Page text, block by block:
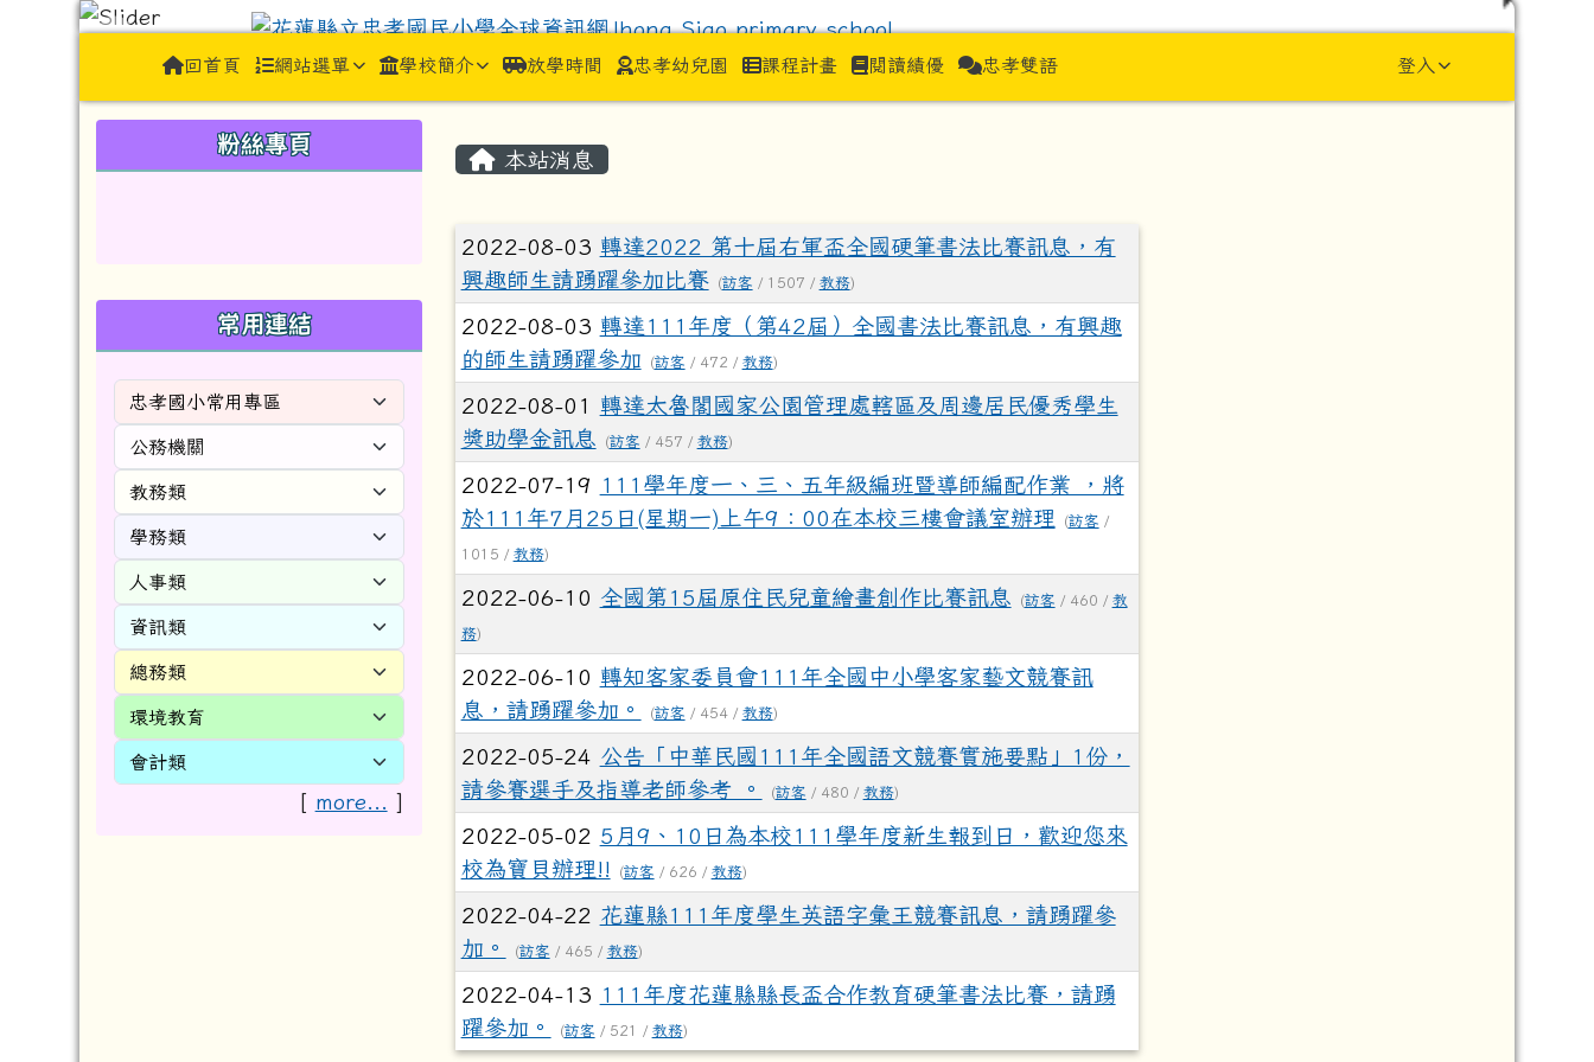
跳至主內容區
花蓮縣立忠孝國民小學全球資訊網Jhong Siao primary school
回首頁 網站選單 學校簡介 放學時間 忠孝幼兒園 課程計畫 閱讀績優 忠孝雙語 登入
左邊區域內容
粉絲專頁
常用連結
[ more... ]
主內容區域
本站消息
文章列表
2022-08-03 轉達2022 第十屆右軍盃全國硬筆書法比賽訊息，有
興趣師生請踴躍參加比賽
(訪客 / 1507 / 教務)
2022-08-03 轉達111年度（第42屆）全國書法比賽訊息，有興趣
的師生請踴躍參加
(訪客 / 472 / 教務)
2022-08-01 轉達太魯閣國家公園管理處轄區及周邊居民優秀學生
獎助學金訊息
(訪客 / 457 / 教務)
2022-07-19
111學年度一、三、五年級編班暨導師編配作業 ，將
於111年7月25日(星期一)上午9：00在本校三樓會議室辦理
(訪客 /
1015 / 教務)
2022-06-10 全國第15屆原住民兒童繪畫創作比賽訊息 (訪客 / 460 / 教
務)
2022-06-10 轉知客家委員會111年全國中小學客家藝文競賽訊
息，請踴躍參加。
(訪客 / 454 / 教務)
2022-05-24 公告「中華民國111年全國語文競賽實施要點」1份，
請參賽選手及指導老師參考 。
(訪客 / 480 / 教務)
2022-05-02 5月9、10日為本校111學年度新生報到日，歡迎您來
校為寶貝辦理!!
(訪客 / 626 / 教務)
2022-04-22 花蓮縣111年度學生英語字彙王競賽訊息，請踴躍參
加。
(訪客 / 465 / 教務)
2022-04-13 111年度花蓮縣縣長盃合作教育硬筆書法比賽，請踴
躍參加。
(訪客 / 521 / 教務)
頁尾區域